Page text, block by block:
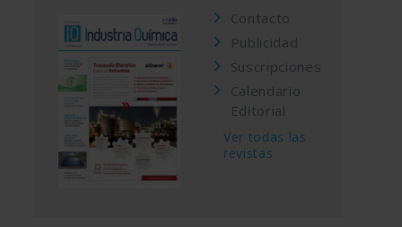
Contacto
Publicidad
Suscripciones
Calendario
Editorial
Ver todas las
revistas